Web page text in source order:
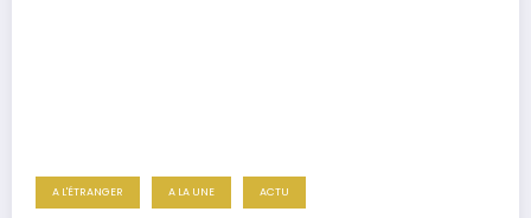
A L'ÉTRANGER A LA UNE ACTU